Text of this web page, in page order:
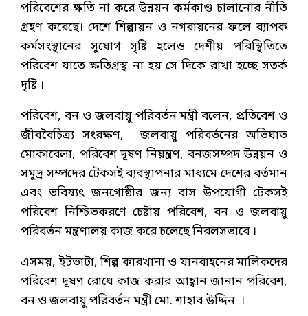
পরিবেশের ক্ষতি না করে উন্নয়ন কর্মকাণ্ড চালানোর নীতি
গ্রহণ করেছে। দেশে শিল্পায়ন ও নগরায়নের ফলে ব্যাপক
কর্মসংস্থানের সুযোগ সৃষ্টি হলেও দেশীয় পরিস্থিতিতে
পরিবেশ যাতে ক্ষতিগ্রস্থ না হয় সে দিকে রাখা হচ্ছে সতর্ক
দৃষ্টি ।
পরিবেশ, বন ও জলবায়ু পরিবর্তন মন্ত্রী বলেন, প্রতিবেশ ও
জীববৈচিত্র্য সংরক্ষণ, জলবায়ু পরিবর্তনের অভিঘাত
মোকাবেলা, পরিবেশ দূষণ নিয়ন্ত্রণ, বনজসম্পদ উন্নয়ন ও
সমুদ্র সম্পদের টেকসই ব্যবস্থাপনার মাধ্যমে দেশের বর্তমান
এবং ভবিষ্যৎ জনগোষ্ঠীর জন্য বাস উপযোগী টেকসই
পরিবেশ নিশ্চিতকরণে চেষ্টায় পরিবেশ, বন ও জলবায়ু
পরিবর্তন মন্ত্রণালয় কাজ করে চলেছে নিরলসভাবে ।
এসময়, ইটভাটা, শিল্প কারখানা ও যানবাহনের মালিকদের
পরিবেশ দূষণ রোধে কাজ করার আহ্বান জানান পরিবেশ,
বন ও জলবায়ু পরিবর্তন মন্ত্রী মো. শাহাব উদ্দিন ।